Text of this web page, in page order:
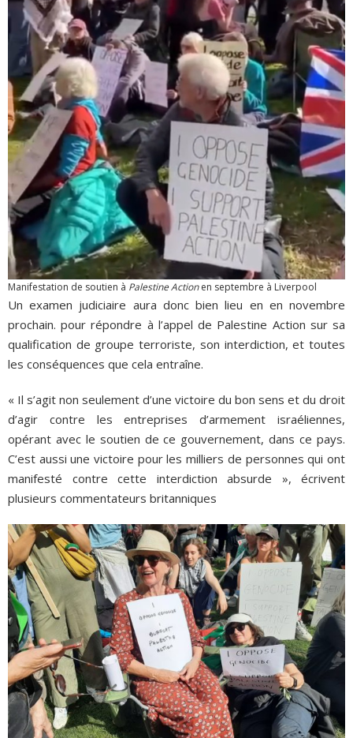
Manifestation de soutien à Palestine Actionen septembre à Liverpool
Un examen judiciaire aura donc bien lieu en en novembre
prochain. pour répondre à l’appel de Palestine Action sur sa
qualification de groupe terroriste, son interdiction, et toutes
les conséquences que cela entraîne.
« Il s’agit non seulement d’une victoire du bon sens et du droit
d’agir contre les entreprises d’armement israéliennes,
opérant avec le soutien de ce gouvernement, dans ce pays.
C’est aussi une victoire pour les milliers de personnes qui ont
manifesté contre cette interdiction absurde », écrivent
plusieurs commentateurs britanniques